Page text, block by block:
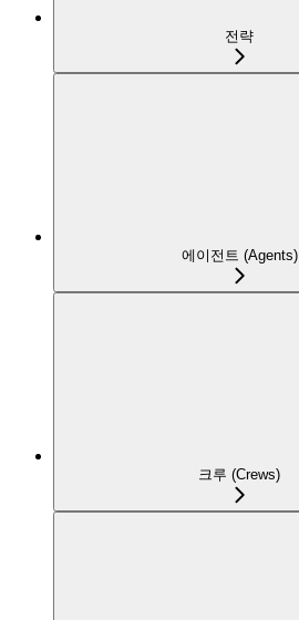
전략
에이전트 (Agents)
크루 (Crews)